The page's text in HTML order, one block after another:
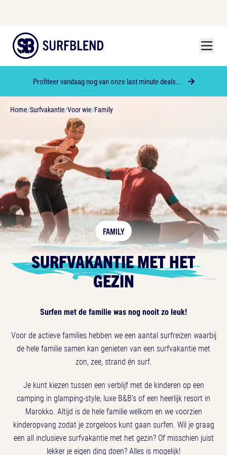
Surfblend
Menu
Profiteer vandaag nog van onze last minute deals...
Home/Surfvakantie/Voor wie/Family
FAMILY
SURFVAKANTIE MET HET
GEZIN
Surfen met de familie was nog nooit zo leuk!
Voor de actieve families hebben we een aantal surfreizen waarbij
de hele familie samen kan genieten van een surfvakantie met
zon, zee, strand én surf.
Je kunt kiezen tussen een verblijf met de kinderen op een
camping in glamping-style, luxe B&B’s of een heerlijk resort in
Marokko. Altijd is de hele familie welkom en we voorzien
kinderopvang zodat je zorgeloos kunt gaan surfen. Wil je graag
een all inclusieve surfvakantie met het gezin? Of misschien juist
lekker je eigen ding doen? Alles is mogelijk!